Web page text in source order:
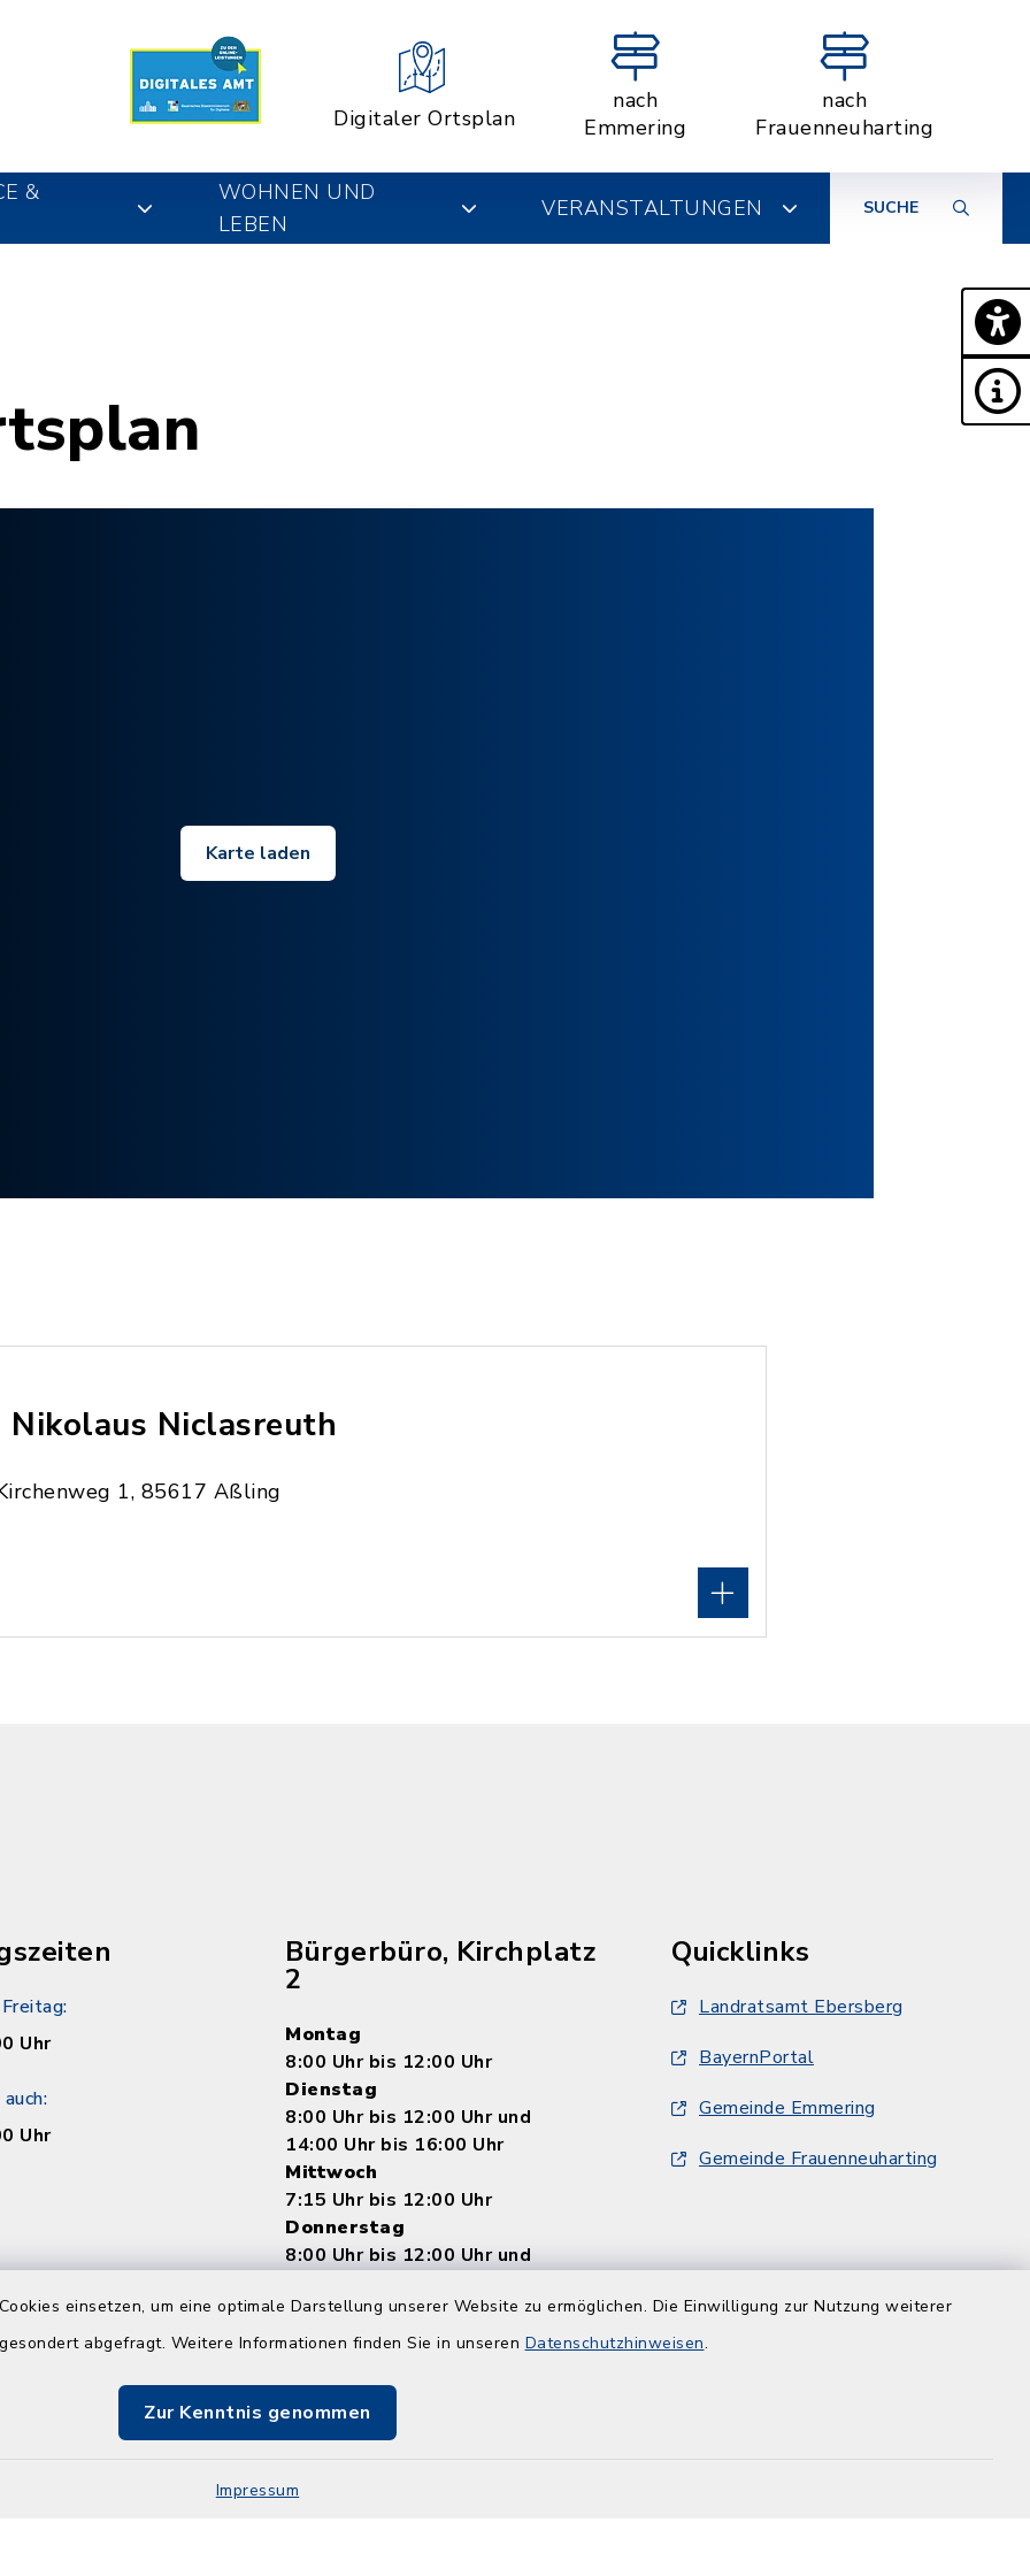
einsetzen, um eine optimale Darstellung unserer Website zu ermöglichen. Die Einwilligung zur Nutzung weiterer
abgefragt. Weitere Informationen finden Sie in unseren Datenschutzhinweisen.
Zur Kenntnis genommen
Impressum
Digitaler Ortsplan
nach
Emmering
nach
Frauenneuharting
&
WOHNEN UND
LEBEN
VERANSTALTUNGEN SUCHE
Karte laden
Nikolaus Niclasreuth
1, 85617 Aßling
Uhr
Uhr
Bürgerbüro, Kirchplatz
2
Montag
8:00 Uhr bis 12:00 Uhr
Dienstag
8:00 Uhr bis 12:00 Uhr und
14:00 Uhr bis 16:00 Uhr
Mittwoch
7:15 Uhr bis 12:00 Uhr
Donnerstag
8:00 Uhr bis 12:00 Uhr und
Freitag
8:00 Uhr bis 12:00 Uhr
Quicklinks
Landratsamt Ebersberg
BayernPortal
Gemeinde Emmering
Gemeinde Frauenneuharting